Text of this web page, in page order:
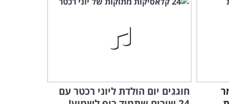
חוגגים יום הולדת ליוני רכטר עם